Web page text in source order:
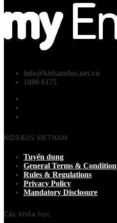
info@kidsandus.net.vn
1800 6175
KIDS&US VIETNAM
Tuyển dụng
General Terms & Condition
Rules & Regulations
Privacy Policy
Mandatory Disclosure
Các khóa học